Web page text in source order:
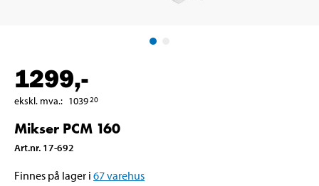
1299,-
ekskl. mva.: 103920
Mikser PCM 160
Art.nr. 17-692
Finnes på lager i 67varehus